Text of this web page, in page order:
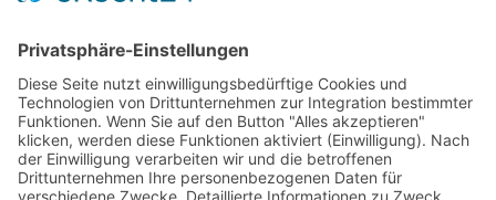
Gymnastik & Aerobic
Tischtennis
Footvolley